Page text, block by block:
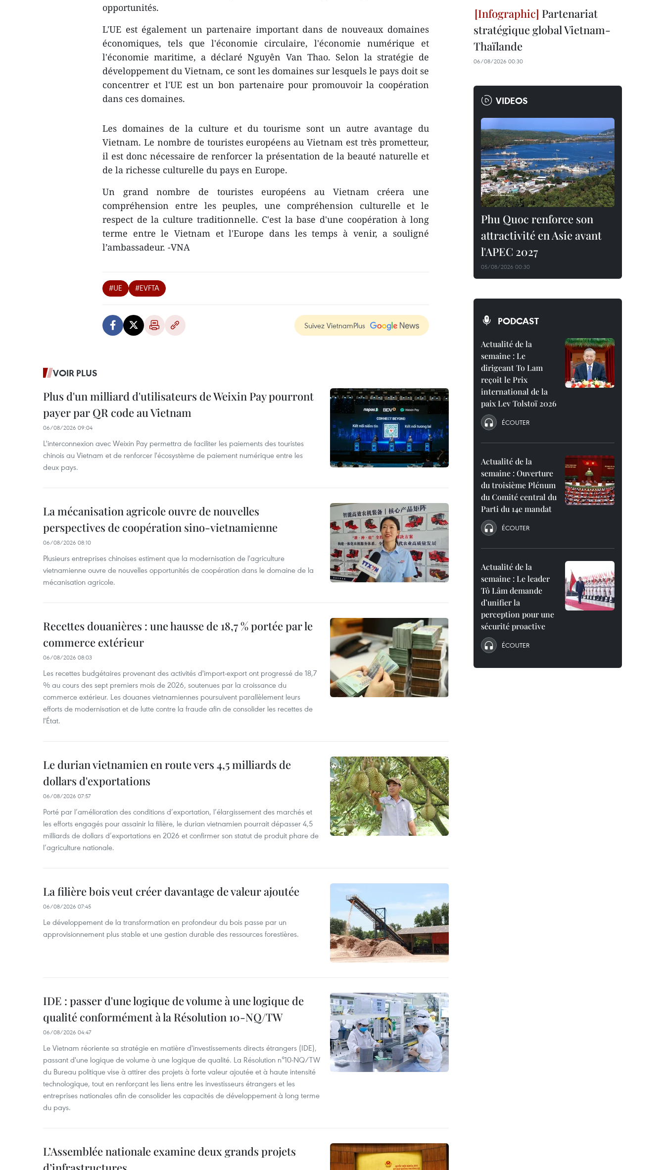
opportunités.
L'UE est également un partenaire important dans de nouveaux domaines
économiques, tels que l'économie circulaire, l'économie numérique et
l'économie maritime, a déclaré Nguyên Van Thao. Selon la stratégie de
développement du Vietnam, ce sont les domaines sur lesquels le pays doit se
concentrer et l'UE est un bon partenaire pour promouvoir la coopération
dans ces domaines.
Les domaines de la culture et du tourisme sont un autre avantage du
Vietnam. Le nombre de touristes européens au Vietnam est très prometteur,
il est donc nécessaire de renforcer la présentation de la beauté naturelle et
de la richesse culturelle du pays en Europe.
Un grand nombre de touristes européens au Vietnam créera une
compréhension entre les peuples, une compréhension culturelle et le
respect de la culture traditionnelle. C'est la base d'une coopération à long
terme entre le Vietnam et l'Europe dans les temps à venir, a souligné
l’ambassadeur. -VNA
#UE #EVFTA
Suivez VietnamPlus
VOIR PLUS
Plus d'un milliard d'utilisateurs de Weixin Pay pourront
payer par QR code au Vietnam
06/08/2026 09:04
L'interconnexion avec Weixin Pay permettra de faciliter les paiements des touristes
chinois au Vietnam et de renforcer l'écosystème de paiement numérique entre les
deux pays.
La mécanisation agricole ouvre de nouvelles
perspectives de coopération sino-vietnamienne
06/08/2026 08:10
Plusieurs entreprises chinoises estiment que la modernisation de l'agriculture
vietnamienne ouvre de nouvelles opportunités de coopération dans le domaine de la
mécanisation agricole.
Recettes douanières : une hausse de 18,7 % portée par le
commerce extérieur
06/08/2026 08:03
Les recettes budgétaires provenant des activités d'import-export ont progressé de 18,7
% au cours des sept premiers mois de 2026, soutenues par la croissance du
commerce extérieur. Les douanes vietnamiennes poursuivent parallèlement leurs
efforts de modernisation et de lutte contre la fraude afin de consolider les recettes de
l'État.
Le durian vietnamien en route vers 4,5 milliards de
dollars d'exportations
06/08/2026 07:57
Porté par l’amélioration des conditions d’exportation, l’élargissement des marchés et
les efforts engagés pour assainir la filière, le durian vietnamien pourrait dépasser 4,5
milliards de dollars d’exportations en 2026 et confirmer son statut de produit phare de
l’agriculture nationale.
La filière bois veut créer davantage de valeur ajoutée
06/08/2026 07:45
Le développement de la transformation en profondeur du bois passe par un
approvisionnement plus stable et une gestion durable des ressources forestières.
IDE : passer d'une logique de volume à une logique de
qualité conformément à la Résolution 10-NQ/TW
06/08/2026 04:47
Le Vietnam réoriente sa stratégie en matière d'investissements directs étrangers (IDE),
passant d'une logique de volume à une logique de qualité. La Résolution n°10-NQ/TW
du Bureau politique vise à attirer des projets à forte valeur ajoutée et à haute intensité
technologique, tout en renforçant les liens entre les investisseurs étrangers et les
entreprises nationales afin de consolider les capacités de développement à long terme
du pays. ​
L’Assemblée nationale examine deux grands projets
Partenariat
stratégique global Vietnam-
Thaïlande
06/08/2026 00:30
VIDEOS
Phu Quoc renforce son
attractivité en Asie avant
l'APEC 2027
05/08/2026 00:30
PODCAST
Actualité de la
semaine : Le
dirigeant To Lam
reçoit le Prix
international de la
paix Lev Tolstoï 2026
ÉCOUTER
Actualité de la
semaine : Ouverture
du troisième Plénum
du Comité central du
Parti du 14e mandat
ÉCOUTER
Actualité de la
semaine : Le leader
Tô Lâm demande
d’unifier la
perception pour une
sécurité proactive
ÉCOUTER